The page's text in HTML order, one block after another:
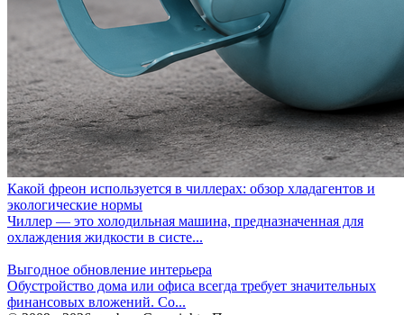
Какой фреон используется в чиллерах: обзор хладагентов и
экологические нормы
Чиллер — это холодильная машина, предназначенная для
охлаждения жидкости в систе...
Выгодное обновление интерьера
Обустройство дома или офиса всегда требует значительных
финансовых вложений. Со...